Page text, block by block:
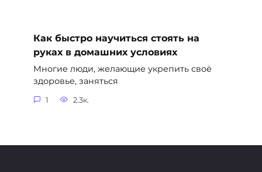
Как быстро научиться стоять на
руках в домашних условиях
Многие люди, желающие укрепить своё
здоровье, заняться
1 2.3к.